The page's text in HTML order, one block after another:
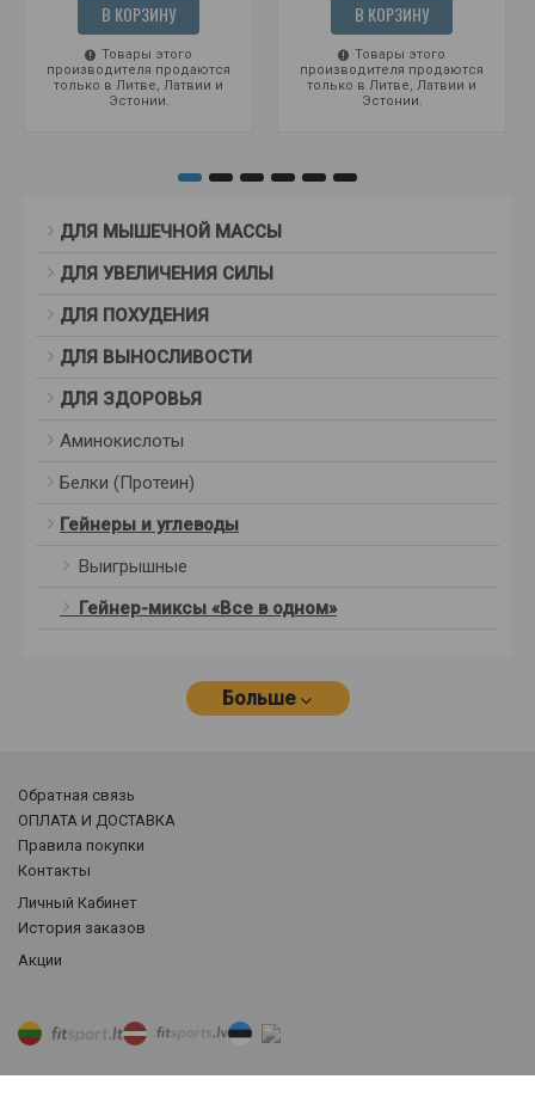
В КОРЗИНУ
Товары этого
производителя продаются
только в Литве, Латвии и
Эстонии.
В КОРЗИНУ
Товары этого
производителя продаются
только в Литве, Латвии и
Эстонии.
ДЛЯ МЫШЕЧНОЙ МАССЫ
ДЛЯ УВЕЛИЧЕНИЯ СИЛЫ
ДЛЯ ПОХУДЕНИЯ
ДЛЯ ВЫНОСЛИВОСТИ
ДЛЯ ЗДОРОВЬЯ
Аминокислоты
Белки (Протеин)
Гейнеры и углеводы
Выигрышные
Гейнер-миксы «Все в одном»
Больше
Обратная связь
ОПЛАТА И ДОСТАВКА
Правила покупки
Контакты
Личный Кабинет
История заказов
Акции